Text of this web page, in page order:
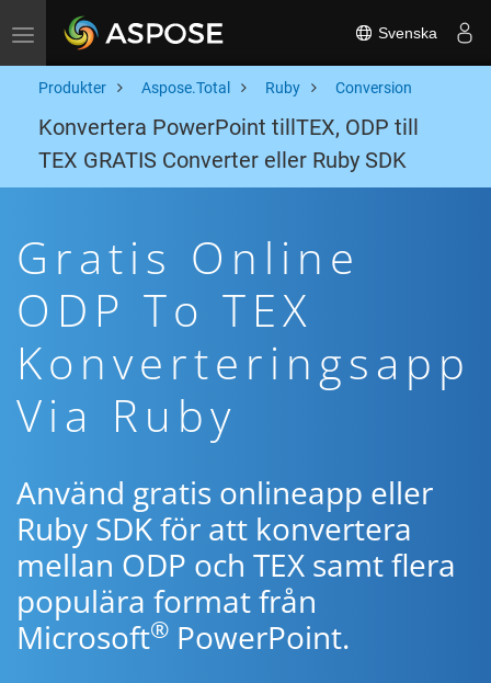
Toggle navigation Svenska
Produkter Aspose.Total Ruby Conversion
Konvertera PowerPoint tillTEX, ODP till
TEX GRATIS Converter eller Ruby SDK
Gratis Online
ODP To TEX
Konverteringsapp
Via Ruby
Använd gratis onlineapp eller
Ruby SDK för att konvertera
mellan ODP och TEX samt flera
populära format från
Microsoft® PowerPoint.